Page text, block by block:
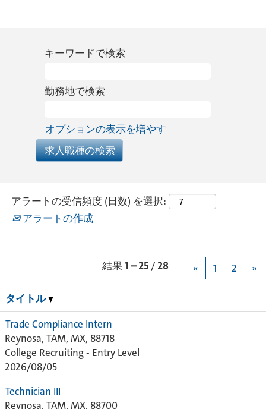
キーワードで検索
勤務地で検索
オプションの表示を増やす
アラートの受信頻度 (日数) を選択:
アラートの作成
結果 1 – 25 /28 « 1 2 »
タイトル
Trade Compliance Intern
Reynosa, TAM, MX, 88718
College Recruiting - Entry Level
2026/08/05
Technician III
Reynosa, TAM, MX, 88700